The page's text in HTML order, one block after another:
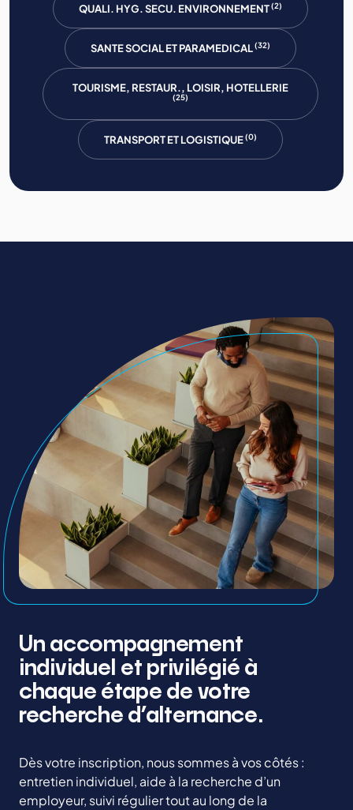
QUALI. HYG. SECU. ENVIRONNEMENT(2)
SANTE SOCIAL ET PARAMEDICAL(32)
TOURISME, RESTAUR., LOISIR, HOTELLERIE
(25)
TRANSPORT ET LOGISTIQUE(0)
Un accompagnement
individuel et privilégié à
chaque étape de votre
recherche d’alternance.
Dès votre inscription, nous sommes à vos côtés :
entretien individuel, aide à la recherche d’un
employeur, suivi régulier tout au long de la